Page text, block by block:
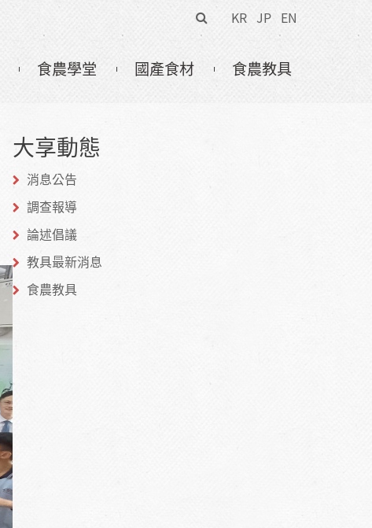
KR JP EN
搜
尋
表
單
食農學堂 國產食材 食農教具
大享動態
消息公告
調查報導
論述倡議
教具最新消息
食農教具